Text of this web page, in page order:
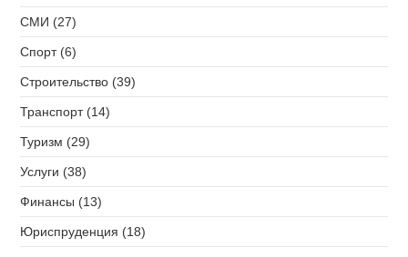
СМИ (27)
Спорт (6)
Строительство (39)
Транспорт (14)
Туризм (29)
Услуги (38)
Финансы (13)
Юриспруденция (18)